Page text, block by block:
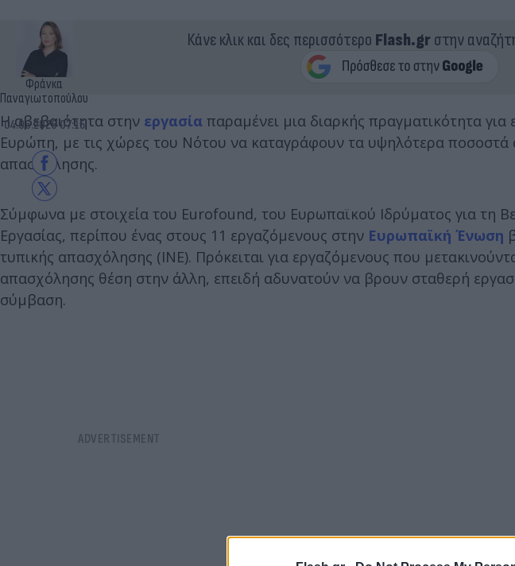
Φράνκα
Παναγιωτοπούλου
04.06.2026 07:15
Κάνε κλικ και δες περισσότερο Flash.grστην
Η αβεβαιότητα στην εργασία παραμένει μια διαρκής πραγματικότητα
Ευρώπη, με τις χώρες του Νότου να καταγράφουν τα υψηλότερα ποσοστά
απασχόλησης.
Σύμφωνα με στοιχεία του Eurofound, του Ευρωπαϊκού Ιδρύματος για τη
Εργασίας, περίπου ένας στους 11 εργαζόμενους στην Ευρωπαϊκή Ένωση
τυπικής απασχόλησης (INE). Πρόκειται για εργαζόμενους που
απασχόλησης θέση στην άλλη, επειδή αδυνατούν να βρουν σταθερή
σύμβαση.